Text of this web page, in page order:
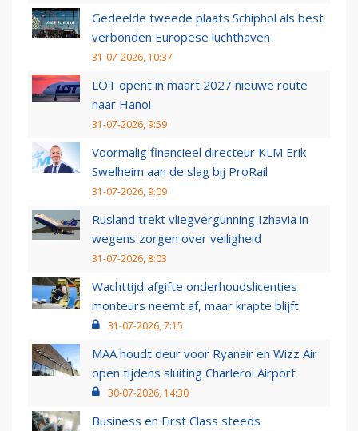
Gedeelde tweede plaats Schiphol als best
verbonden Europese luchthaven
31-07-2026, 10:37
LOT opent in maart 2027 nieuwe route
naar Hanoi
31-07-2026, 9:59
Voormalig financieel directeur KLM Erik
Swelheim aan de slag bij ProRail
31-07-2026, 9:09
Rusland trekt vliegvergunning Izhavia in
wegens zorgen over veiligheid
31-07-2026, 8:03
Wachttijd afgifte onderhoudslicenties
monteurs neemt af, maar krapte blijft
31-07-2026, 7:15
MAA houdt deur voor Ryanair en Wizz Air
open tijdens sluiting Charleroi Airport
30-07-2026, 14:30
Business en First Class steeds